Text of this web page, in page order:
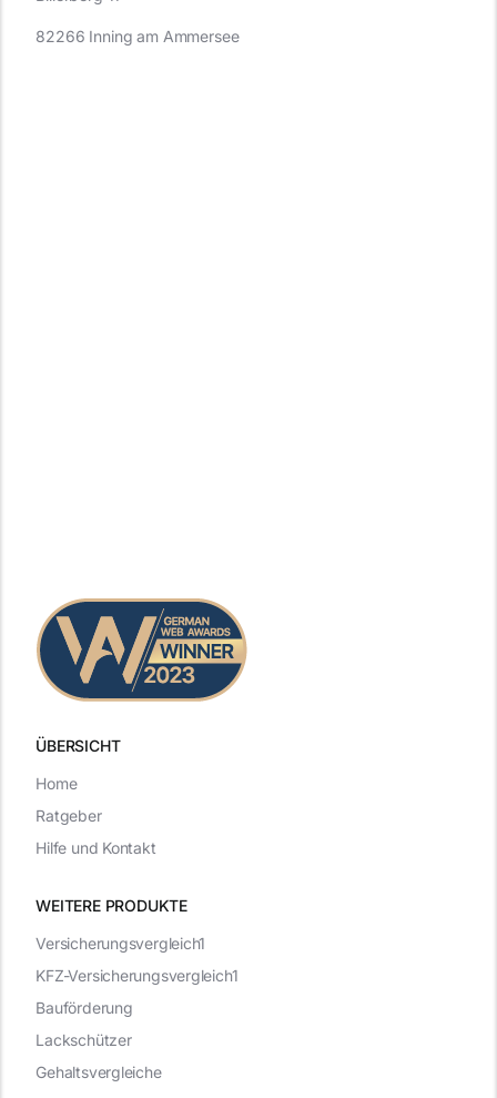
ÜBERSICHT
WEITERE PRODUKTE
82266 Inning am Ammersee
Versicherungsvergleich1
KFZ-Versicherungsvergleich1
Bauförderung
Lackschützer
Gehaltsvergleiche
Home
Ratgeber
Hilfe und Kontakt